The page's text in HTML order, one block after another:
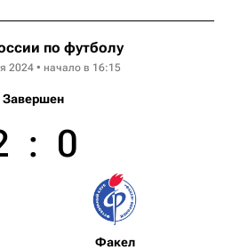
по футболу
2024 • начало в 16:15
Завершен
: 0
Факел